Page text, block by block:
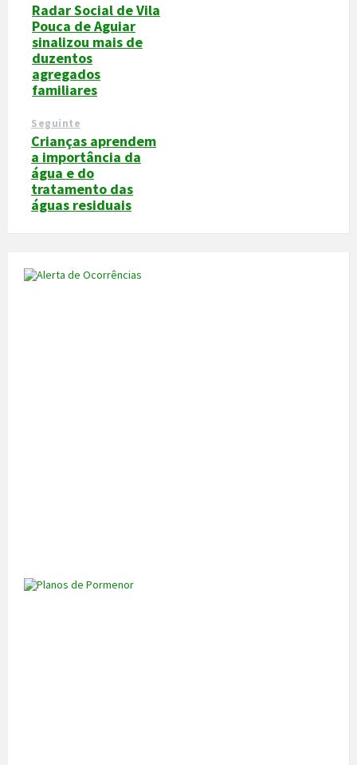
Radar Social de Vila
Pouca de Aguiar
sinalizou mais de
duzentos
agregados
familiares
Seguinte
Crianças aprendem
a importância da
água e do
tratamento das
águas residuais